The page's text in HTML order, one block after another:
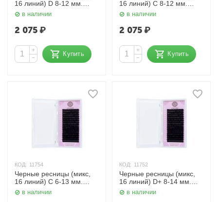
16 линий) D 8-12 мм.
0,085 мм. Enigma
в наличии
2 075₽
+
−
Купить
16 линий) C 8-12 мм.
0,085 мм. Enigma
в наличии
2 075₽
+
−
Купить
КОД: 11754
Черные ресницы (микс,
16 линий) C 6-13 мм.
0,085 мм. Enigma
в наличии
КОД: 11752
Черные ресницы (микс,
16 линий) D+ 8-14 мм.
0,07 мм. Enigma
в наличии